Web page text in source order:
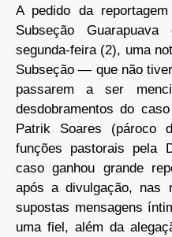
A pedido da
Subseção
segunda-feira (2), uma
Subseção — que não
passarem a ser
desdobramentos do
Patrik Soares (pároco
funções pastorais pela
caso ganhou grande
após a divulgação, nas
supostas mensagens
uma fiel, além da